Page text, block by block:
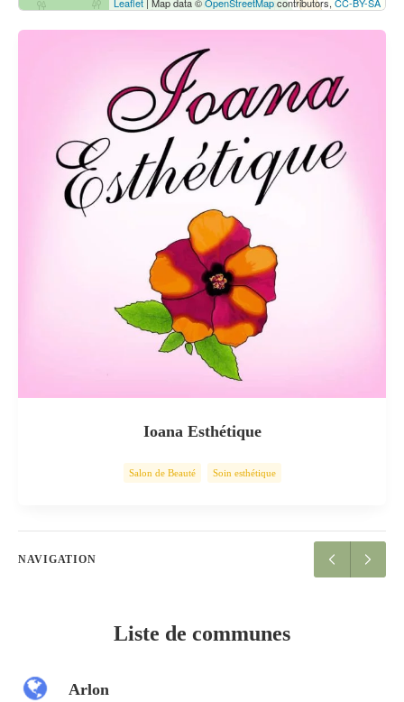
Ioana Esthétique
Salon de Beauté Soin esthétique
NAVIGATION
Liste de communes
Arlon